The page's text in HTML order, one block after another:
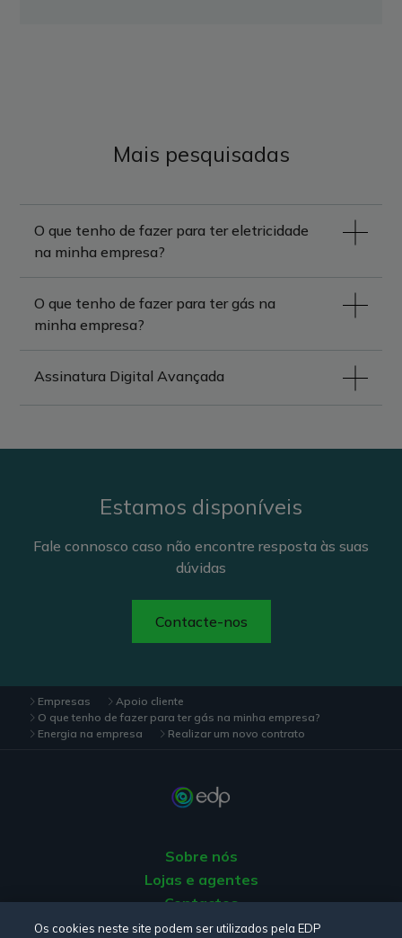
Mais pesquisadas
O que tenho de fazer para ter eletricidade
na minha empresa?
O que tenho de fazer para ter gás na
minha empresa?
Assinatura Digital Avançada
Estamos disponíveis
Fale connosco caso não encontre resposta às suas
dúvidas
Contacte-nos
Empresas
Apoio cliente
O que tenho de fazer para ter gás na minha empresa?
Energia na empresa
Realizar um novo contrato
Sobre nós
Lojas e agentes
Contactos
Apoio ao Cliente
Os cookies neste site podem ser utilizados pela EDP